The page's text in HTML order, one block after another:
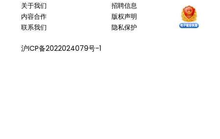
关于我们
内容合作
联系我们
招聘信息
版权声明
隐私保护
沪ICP备2022024079号-1